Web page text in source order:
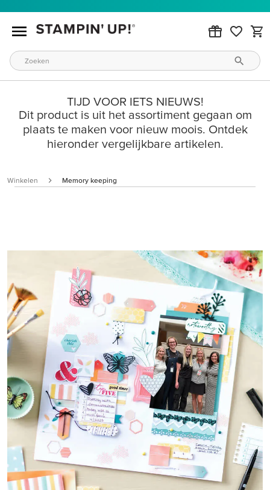
TIJD VOOR IETS NIEUWS!
Dit product is uit het assortiment gegaan om
plaats te maken voor nieuw moois. Ontdek
hieronder vergelijkbare artikelen.
Winkelen Memory keeping